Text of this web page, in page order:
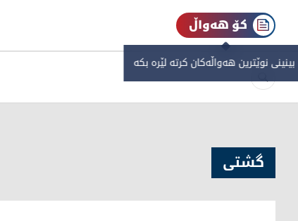
کۆ هەواڵ
نوێترین هەواڵەکان کرتە لێرە بکە
گشتی